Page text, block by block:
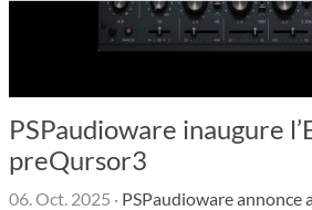
PSPaudioware inaugure
preQursor3
06. Oct. 2025 · PSPaudioware